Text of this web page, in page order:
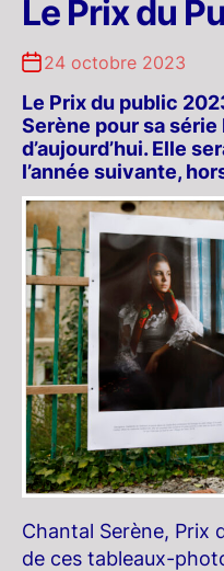
Le Prix du
24 octobre 2023
Le Prix du public
Serène pour sa série
d’aujourd’hui.Elle
l’année suivante,
Chantal Serène, Prix
de ces tableaux-